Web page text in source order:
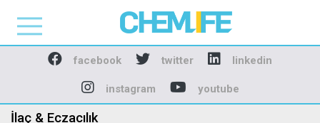
Chemlife - Basılı ve
facebook twitter linkedin
instagram youtube
İlaç & Eczacılık